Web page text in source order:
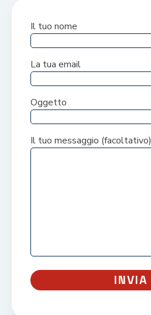
Il tuo nome
La tua email
Oggetto
Il tuo messaggio (facoltativo)